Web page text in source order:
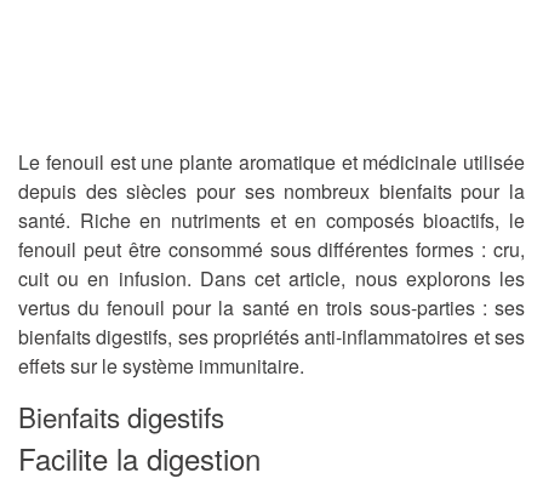
Le fenouil est une plante aromatique et médicinale utilisée
depuis des siècles pour ses nombreux bienfaits pour la
santé. Riche en nutriments et en composés bioactifs, le
fenouil peut être consommé sous différentes formes : cru,
cuit ou en infusion. Dans cet article, nous explorons les
vertus du fenouil pour la santé en trois sous-parties : ses
bienfaits digestifs, ses propriétés anti-inflammatoires et ses
effets sur le système immunitaire.
Bienfaits digestifs
Facilite la digestion